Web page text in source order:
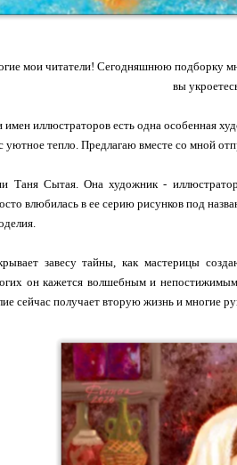
мои читатели! Сегодняшнюю подборку
вы
имен иллюстраторов есть одна особенная
уютное тепло. Предлагаю вместе со мной
Таня Сытая. Она художник - иллюстратор
влюбилась в ее серию рисунков под
завесу тайны, как мастерицы
он кажется волшебным и
сейчас получает вторую жизнь и многие